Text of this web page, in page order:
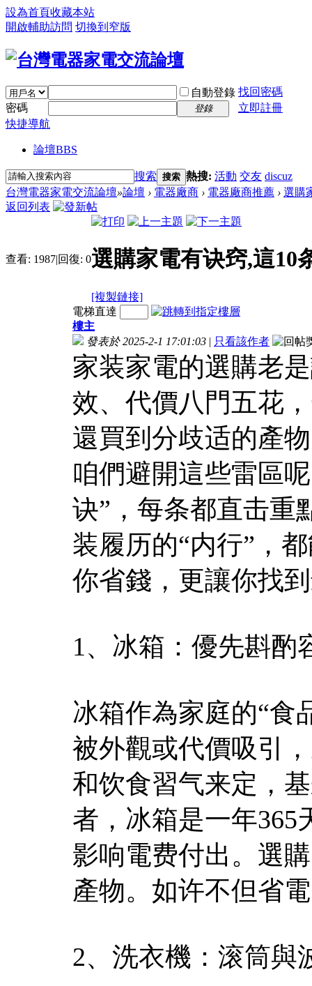
設為首頁收藏本站
開啟輔助訪問 切換到窄版
自動登錄 找回密碼
密碼
登錄
立即註冊
快捷導航
論壇BBS
搜索 搜索 熱搜: 活動 交友 discuz
台灣電器家電交流論壇»論壇 › 電器廠商 › 電器廠商推薦 › 選購
返回列表
查看: 1987|回復: 0選購家電有诀窍,這10
[複製鏈接]
電梯直達
樓主
發表於 2025-2-1 17:01:03 | 只看該作者
家装家電的選購老
效、代價八門五花
還買到分歧适的產
咱們避開這些雷區
诀”，每条都直击重
装履历的“内行”，
你省錢，更讓你找
1、冰箱：優先斟酌
冰箱作為家庭的“食
被外觀或代價吸引
和饮食習气来定，
者，冰箱是一年365
影响電费付出。選
產物。如许不但省
2、洗衣機：滚筒與